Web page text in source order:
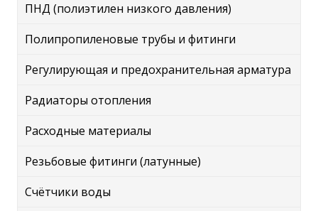
ПНД (полиэтилен низкого давления)
Полипропиленовые трубы и фитинги
Регулирующая и предохранительная арматура
Радиаторы отопления
Расходные материалы
Резьбовые фитинги (латунные)
Счётчики воды